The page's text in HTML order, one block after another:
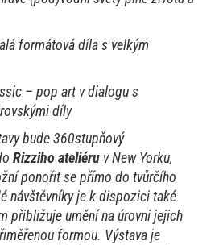
formátová díla s velkým
– pop art v dialogu s
díly
bude 360stupňový
Rizziho ateliéru v New Yorku,
ponořit se přímo do tvůrčího
návštěvníky je k dispozici také
přibližuje umění na úrovni jejich
formou. Výstava je